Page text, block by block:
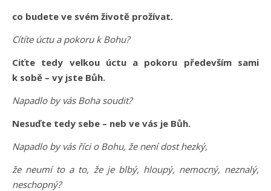
co budete ve svém životě prožívat.
Cítíte úctu a pokoru k Bohu?
Ciťte tedy velkou úctu a pokoru především sami
k sobě – vy jste Bůh.
Napadlo by vás Boha soudit?
Nesuďte tedy sebe – neb ve vás je Bůh.
Napadlo by vás říci o Bohu, že není dost hezký,
že neumí to a to, že je blbý, hloupý, nemocný, neznalý,
neschopný?